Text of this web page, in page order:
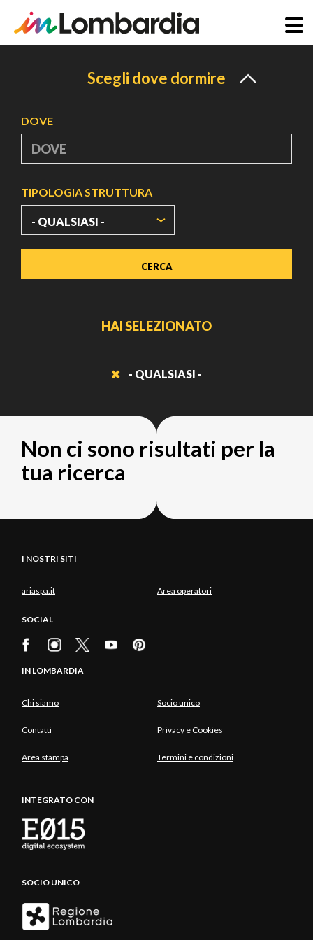
Scegli dove dormire
DOVE
TIPOLOGIA STRUTTURA
HAI SELEZIONATO
- QUALSIASI -
Non ci sono risultati per la
tua ricerca
I NOSTRI SITI
ariaspa.it Area operatori
SOCIAL
IN LOMBARDIA
Chi siamo Socio unico
Contatti Privacy e Cookies
Area stampa Termini e condizioni
INTEGRATO CON
SOCIO UNICO